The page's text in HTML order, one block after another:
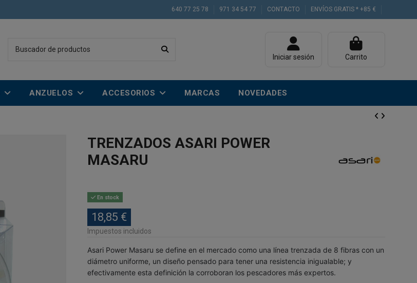
640 77 25 78 971 34 54 77 CONTACTO ENVÍOS GRATIS * +85 €
Iniciar sesión Carrito
ANZUELOS ACCESORIOS MARCAS NOVEDADES
TRENZADOS ASARI POWER
MASARU
En stock
18,85 €
Impuestos incluidos
Asari Power Masaru se define en el mercado como una línea trenzada de 8 fibras con un
diámetro uniforme, un diseño pensado para tener una resistencia inigualable; y
efectivamente esta definición la corroboran los pescadores más expertos.